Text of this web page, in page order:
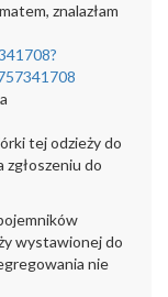
znalazłam
tej odzieży do
zgłoszeniu do
wystawionej do
nie